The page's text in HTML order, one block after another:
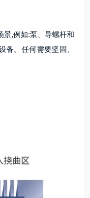
景,例如:泵、导螺杆和
备。任何需要坚固、